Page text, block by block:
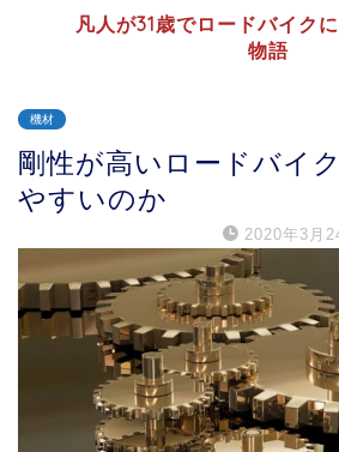
凡人が31歳でロードバイク
物語
機材
剛性が高いロードバイ
やすいのか
2020年3月